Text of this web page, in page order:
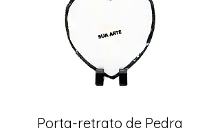
Porta-retrato de Pedra